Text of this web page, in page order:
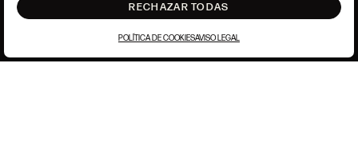
RECHAZAR TODAS
POLÍTICA DE COOKIESAVISO LEGAL